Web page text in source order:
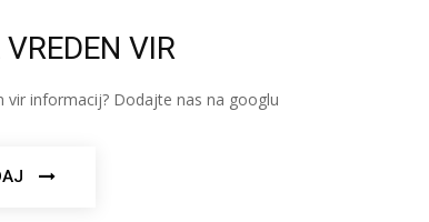
VIR
vir informacij? Dodajte nas na googlu